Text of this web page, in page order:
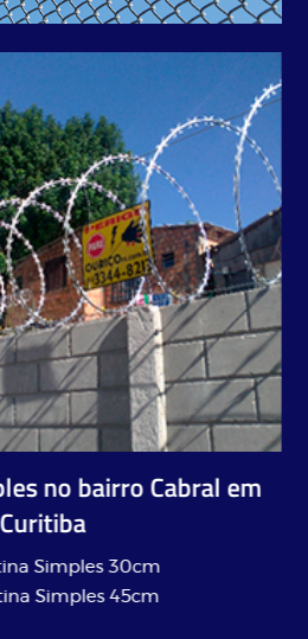
no bairro Cabral em
Curitiba
Simples 30cm
Simples 45cm